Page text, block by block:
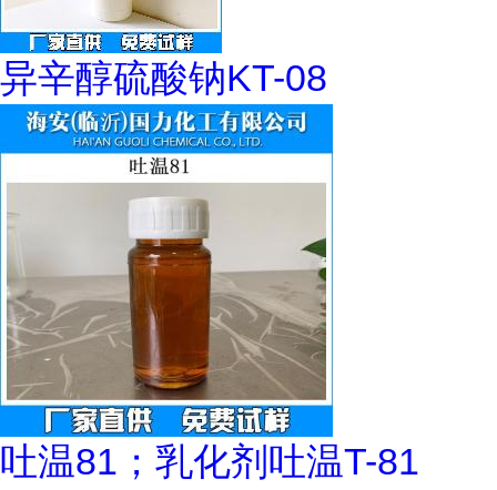
异辛醇硫酸钠KT-08
吐温81；乳化剂吐温T-81